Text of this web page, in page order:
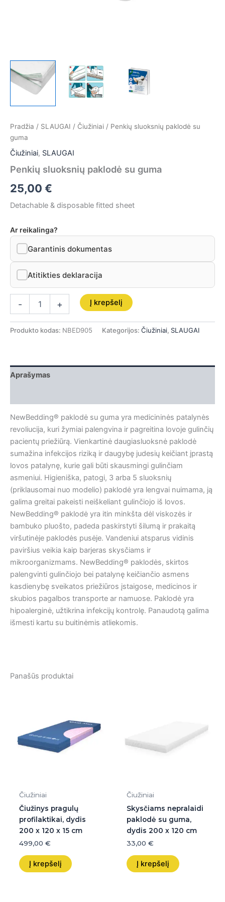
Pradžia / SLAUGAI / Čiužiniai / Penkių sluoksnių paklodė su
guma
Čiužiniai, SLAUGAI
Penkių sluoksnių paklodė su guma
25,00 €
Detachable & disposable fitted sheet
Ar reikalinga?
Garantinis dokumentas
Atitikties deklaracija
- + Į krepšelį
Produkto kodas: NBED905 Kategorijos: Čiužiniai, SLAUGAI
Aprašymas
NewBedding® paklodė su guma yra medicininės patalynės
revoliucija, kuri žymiai palengvina ir pagreitina lovoje gulinčių
pacientų priežiūrą. Vienkartinė daugiasluoksnė paklodė
sumažina infekcijos riziką ir daugybę judesių keičiant įprastą
lovos patalynę, kurie gali būti skausmingi gulinčiam
asmeniui. Higieniška, patogi, 3 arba 5 sluoksnių
(priklausomai nuo modelio) paklodė yra lengvai nuimama, ją
galima greitai pakeisti neiškeliant gulinčiojo iš lovos.
NewBedding® paklodė yra itin minkšta dėl viskozės ir
bambuko pluošto, padeda paskirstyti šilumą ir prakaitą
viršutinėje paklodės pusėje. Vandeniui atsparus vidinis
paviršius veikia kaip barjeras skysčiams ir
mikroorganizmams. NewBedding® paklodės, skirtos
palengvinti gulinčiojo bei patalynę keičiančio asmens
kasdienybę sveikatos priežiūros įstaigose, medicinos ir
skubios pagalbos transporte ar namuose. Paklodė yra
hipoalerginė, užtikrina infekcijų kontrolę. Panaudotą galima
išmesti kartu su buitinėmis atliekomis.
Panašūs produktai
Čiužiniai
Čiužinys pragulų
profilaktikai, dydis
200 x 120 x 15 cm
499,00 €
Į krepšelį
Čiužiniai
Skysčiams nepralaidi
paklodė su guma,
dydis 200 x 120 cm
33,00 €
Į krepšelį